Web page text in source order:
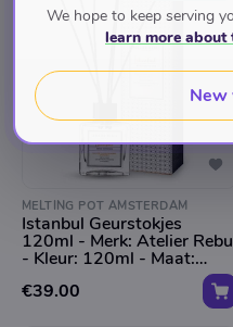
MELTING POT AMSTERDAM
Istanbul Geurstokjes
120ml - Merk: Atelier
- Kleur: 120ml - Maat:
€39.00
We hope to keep serving
learn more about
New